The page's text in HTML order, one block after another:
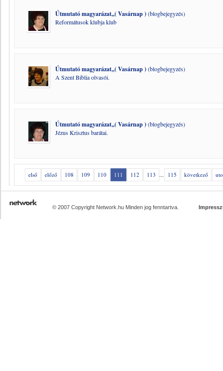
Útmutató magyarázat,,( Vasárnap )(blogbejegyzés)
Reformátusok klubja klub
Útmutató magyarázat,,( Vasárnap )(blogbejegyzés)
A Szent Biblia olvasói.
Útmutató magyarázat,,( Vasárnap )(blogbejegyzés)
Jézus Krisztus barátai.
első előző 108 109 110 111 112 113 ... 115 következő
© 2007 Copyright Network.hu Minden jog fenntartva.